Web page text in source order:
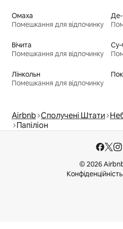
Омаха
Помешкання для відпочинку
Вічита
Помешкання для відпочинку
Лінкольн
Помешкання для відпочинку
Airbnb Сполучені Штати
Папіліон
© 2026
Конфіденційність